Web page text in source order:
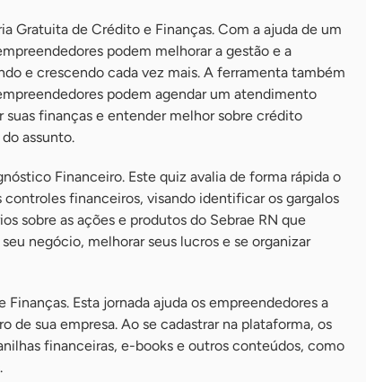
Gratuita de Crédito e Finanças. Com a ajuda de um
podem melhorar a gestão e a
e crescendo cada vez mais. A ferramenta também
podem agendar um atendimento
suas finanças e entender melhor sobre crédito
assunto.
Financeiro. Este quiz avalia de forma rápida o
financeiros, visando identificar os gargalos
sobre as ações e produtos do Sebrae RN que
negócio, melhorar seus lucros e se organizar
Esta jornada ajuda os empreendedores a
de sua empresa. Ao se cadastrar na plataforma, os
financeiras, e-books e outros conteúdos, como